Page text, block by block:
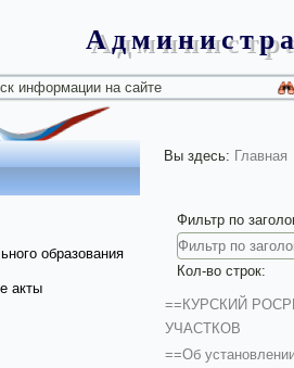
образования
акты
Вы здесь: Главная
Фильтр по
Кол-во строк:
==КУРСКИЙ
УЧАСТКОВ
==Об